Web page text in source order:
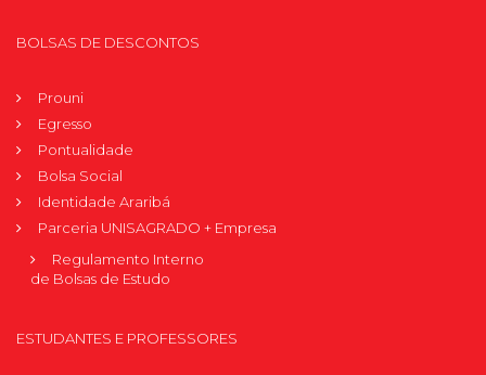
BOLSAS DE DESCONTOS
Prouni
Egresso
Pontualidade
Bolsa Social
Identidade Araribá
Parceria UNISAGRADO + Empresa
Regulamento Interno
de Bolsas de Estudo
ESTUDANTES E PROFESSORES